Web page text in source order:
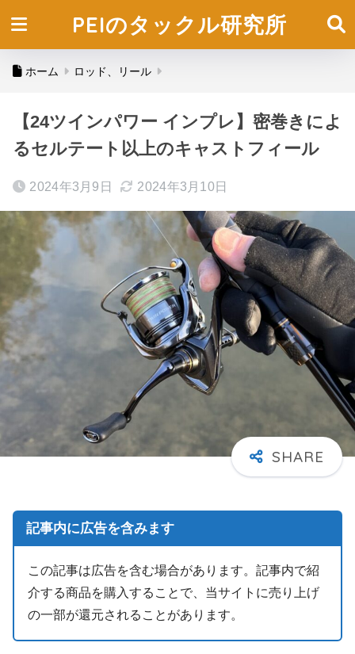
PEIのタックル研究所
ホーム ロッド、リール
【24ツインパワー インプレ】密巻きによ
るセルテート以上のキャストフィール
2024年3月9日 2024年3月10日
記事内に広告を含みます
この記事は広告を含む場合があります。記事内で紹
介する商品を購入することで、当サイトに売り上げ
の一部が還元されることがあります。